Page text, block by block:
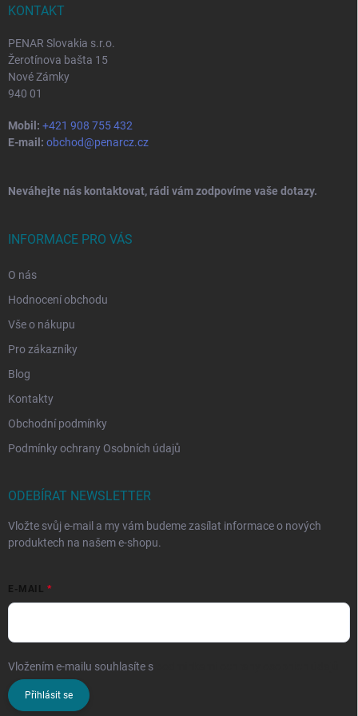
KONTAKT
PENAR Slovakia s.r.o.
Žerotínova bašta 15
Nové Zámky
940 01
Mobil: +421 908 755 432
E-mail: obchod@penarcz.cz
Neváhejte nás kontaktovat, rádi vám zodpovíme vaše dotazy.
INFORMACE PRO VÁS
O nás
Hodnocení obchodu
Vše o nákupu
Pro zákazníky
Blog
Kontakty
Obchodní podmínky
Podmínky ochrany Osobních údajů
ODEBÍRAT NEWSLETTER
Vložte svůj e-mail a my vám budeme zasílat informace o nových
produktech na našem e-shopu.
E-MAIL
Vložením e-mailu souhlasíte s
Přihlásit se